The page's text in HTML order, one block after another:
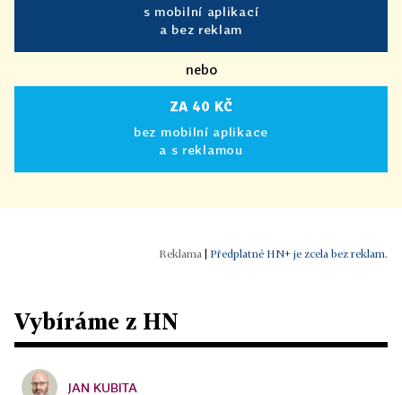
s mobilní aplikací
a bez reklam
nebo
ZA 40 KČ
bez mobilní aplikace
a s reklamou
Předplatné HN+ je zcela bez reklam.
Vybíráme z HN
JAN KUBITA